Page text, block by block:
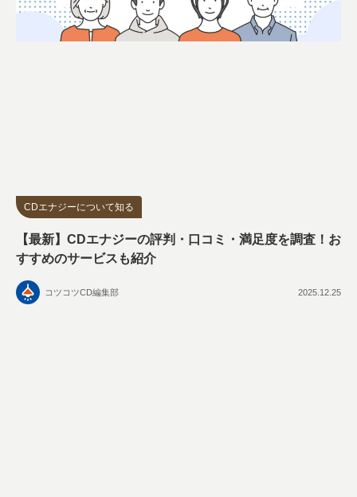
CDエナジーについて知る
【最新】CDエナジーの評判・口コミ・満足度を調査！お
すすめのサービスも紹介
コツコツCD編集部 2025.12.25